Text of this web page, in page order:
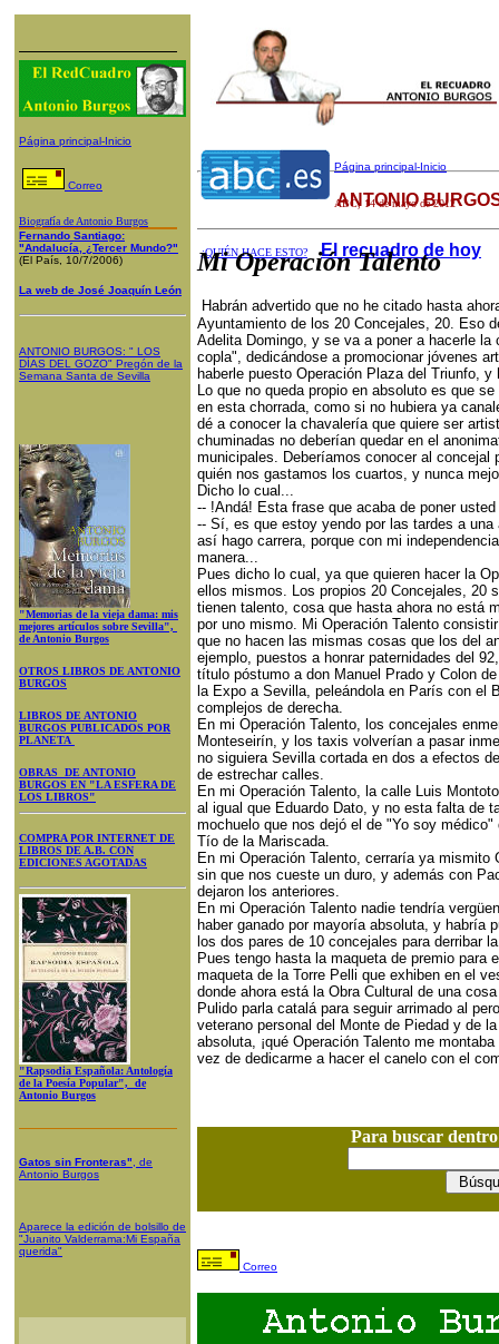
Página principal-Inicio
Correo
Biografía de Antonio Burgos
Fernando Santiago:
"Andalucía, ¿Tercer Mundo?"
(El País, 10/7/2006)
La web de José Joaquín León
ANTONIO BURGOS: " LOS
DÍAS DEL GOZO" Pregón de la
Semana Santa de Sevilla
"Memorias de la vieja dama: mis
mejores artículos sobre Sevilla",
de Antonio Burgos
OTROS LIBROS DE ANTONIO
BURGOS
LIBROS DE ANTONIO
BURGOS PUBLICADOS POR
PLANETA
OBRAS DE ANTONIO
BURGOS EN "LA ESFERA DE
LOS LIBROS"
COMPRA POR INTERNET DE
LIBROS DE A.B. CON
EDICIONES AGOTADAS
"Rapsodia Española: Antología
de la Poesía Popular", de
Antonio Burgos
Gatos sin Fronteras" , de
Antonio Burgos
Aparece la edición de bolsillo de
"Juanito Valderrama:Mi España
querida"
Página principal-Inicio
ABC, 14 de mayo de 2012
¿QUIÉN HACE ESTO? El recuadro de hoy
ANTONIO
Mi Operación Talento
Habrán advertido que no he citado hasta
Ayuntamiento de los 20 Concejales, 20. Eso
Adelita Domingo, y se va a poner a hacerle
copla", dedicándose a promocionar jóvenes
haberle puesto Operación Plaza del Triunfo, y
Lo que no queda propio en absoluto es que
en esta chorrada, como si no hubiera ya
dé a conocer la chavalería que quiere ser
chuminadas no deberían quedar en el
municipales. Deberíamos conocer al concejal
quién nos gastamos los cuartos, y nunca
Dicho lo cual...
-- !Andá! Esta frase que acaba de poner
-- Sí, es que estoy yendo por las tardes a
así hago carrera, porque con mi
manera...
Pues dicho lo cual, ya que quieren hacer la
ellos mismos. Los propios 20 Concejales, 20
tienen talento, cosa que hasta ahora no está
por uno mismo. Mi Operación Talento
que no hacen las mismas cosas que los del
ejemplo, puestos a honrar paternidades del
título póstumo a don Manuel Prado y Colon
la Expo a Sevilla, peleándola en París con el
complejos de derecha.
En mi Operación Talento, los concejales
Monteseirín, y los taxis volverían a pasar
no siguiera Sevilla cortada en dos a efectos
de estrechar calles.
En mi Operación Talento, la calle Luis
al igual que Eduardo Dato, y no esta falta de
mochuelo que nos dejó el de "Yo soy
Tío de la Mariscada.
En mi Operación Talento, cerraría ya
sin que nos cueste un duro, y además con
dejaron los anteriores.
En mi Operación Talento nadie tendría
haber ganado por mayoría absoluta, y habría
los dos pares de 10 concejales para derribar
Pues tengo hasta la maqueta de premio para
maqueta de la Torre Pelli que exhiben en el
donde ahora está la Obra Cultural de una
Pulido parla catalá para seguir arrimado al
veterano personal del Monte de Piedad y de
absoluta, ¡qué Operación Talento me
vez de dedicarme a hacer el canelo con el
Para buscar
Correo